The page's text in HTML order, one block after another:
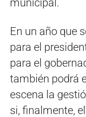
municipal.
En un año que
para el
para el
también podrá
escena la
si, finalmente,